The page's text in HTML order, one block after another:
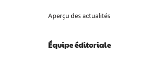
Aperçu des actualités
Équipe éditoriale